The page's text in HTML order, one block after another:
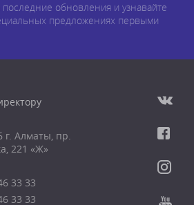
обновления и узнавайте
предложениях первыми
г. Алматы, пр.
221 «Ж»
33 33
33 33